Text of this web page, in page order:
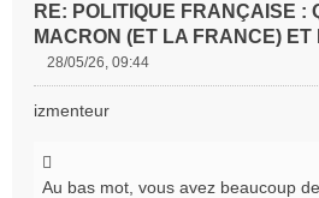
RE: POLITIQUE FRANÇAISE :
MACRON (ET LA FRANCE) ET
s
a
g
28/05/26, 09:44
izmenteur
Au bas mot, vous avez beaucoup